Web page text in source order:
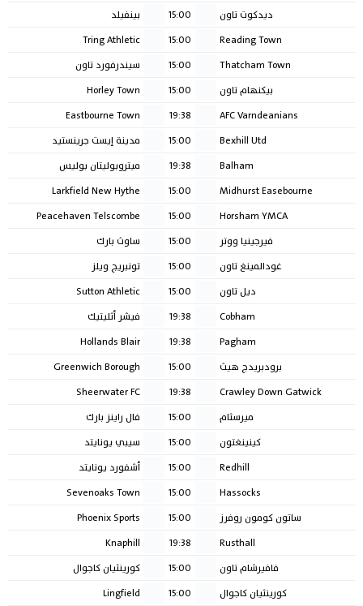
ديدكوت تاون
15:00
بينفيلد
Reading Town
15:00
Tring Athletic
Thatcham Town
15:00
سيندرفورد تاون
بيكنهام تاون
15:00
Horley Town
AFC Varndeanians
19:38
Eastbourne Town
Bexhill Utd
15:00
مدينة إيست جرينستيد
Balham
19:38
ميتروبوليتان بوليس
Midhurst Easebourne
15:00
Larkfield New Hythe
Horsham YMCA
15:00
Peacehaven Telscombe
فيرجينيا ووتر
15:00
ساوث بارك
غودالمينغ تاون
15:00
تونبريج ويلز
ديل تاون
15:00
Sutton Athletic
Cobham
19:38
فيشر أثليتيك
Pagham
19:38
Hollands Blair
برودبريدج هيث
15:00
Greenwich Borough
Crawley Down Gatwick
19:38
Sheerwater FC
ميرسثام
15:00
فال راينز بارك
كينينغتون
15:00
سيبي يونايتد
Redhill
15:00
أشفورد يونايتد
Hassocks
15:00
Sevenoaks Town
ساتون كومون روفرز
15:00
Phoenix Sports
Rusthall
19:38
Knaphill
فافيرشام تاون
15:00
كورينثيان كاجوال
كورينثيان كاجوال
15:00
Lingfield